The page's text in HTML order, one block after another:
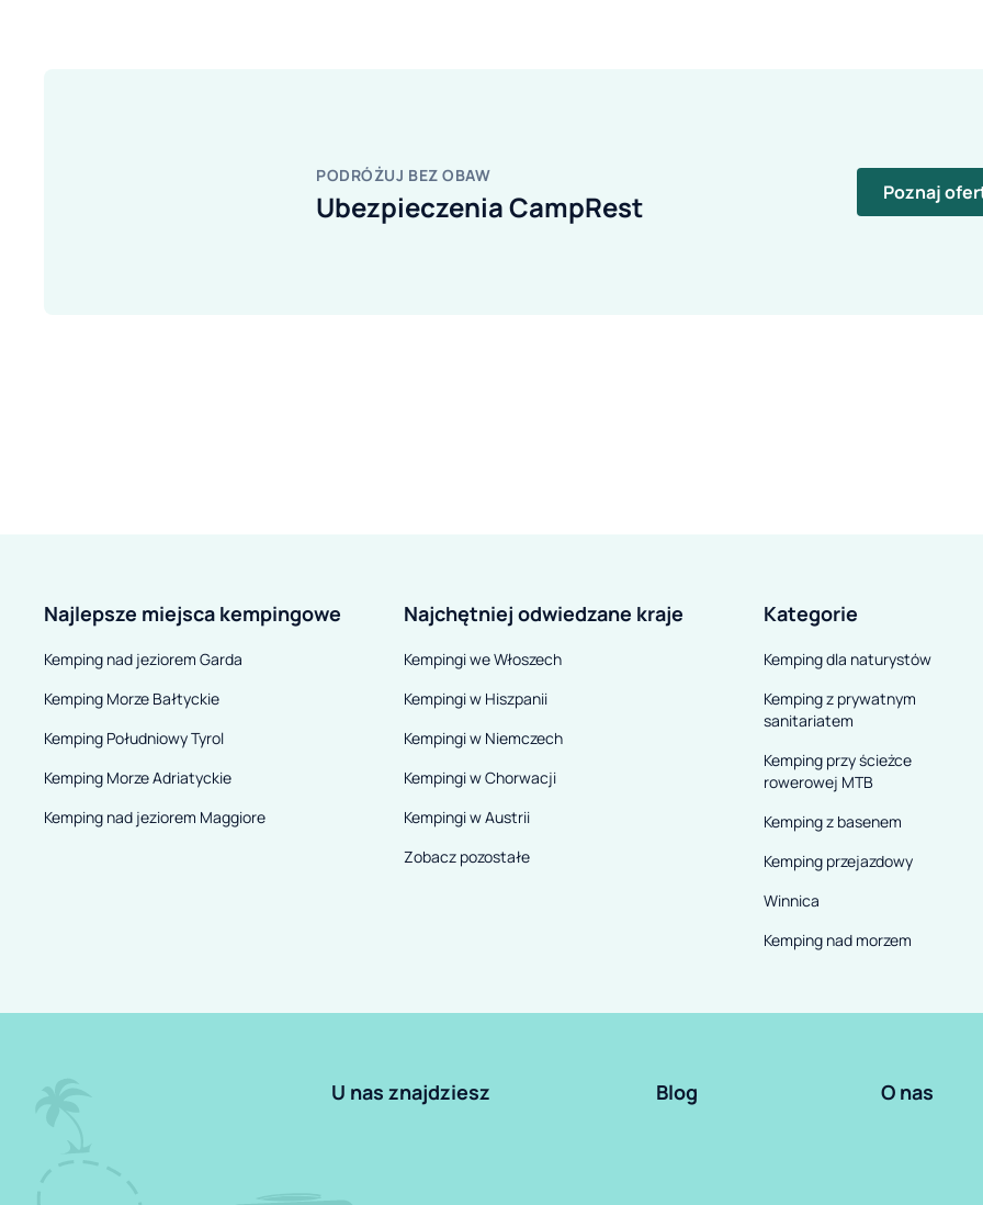
PODRÓŻUJ BEZ OBAW
Ubezpieczenia CampRest Poznaj
Najlepsze miejsca kempingowe
Kemping nad jeziorem Garda
Kemping Morze Bałtyckie
Kemping Południowy Tyrol
Kemping Morze Adriatyckie
Kemping nad jeziorem Maggiore
Najchętniej odwiedzane kraje
Kempingi we Włoszech
Kempingi w Hiszpanii
Kempingi w Niemczech
Kempingi w Chorwacji
Kempingi w Austrii
Zobacz pozostałe
Kategorie
Kemping dla naturystów
Kemping z prywatnym
sanitariatem
Kemping przy ścieżce
rowerowej MTB
Kemping z basenem
Kemping przejazdowy
Winnica
Kemping nad morzem
U nas znajdziesz Blog O nas